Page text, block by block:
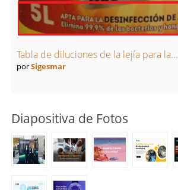
Tabla de diluciones de la lejía para la...
porSigesmar
Diapositiva de Fotos